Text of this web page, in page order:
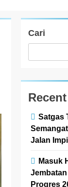
Cari
Satgas
Jalan
Masuk
Progres